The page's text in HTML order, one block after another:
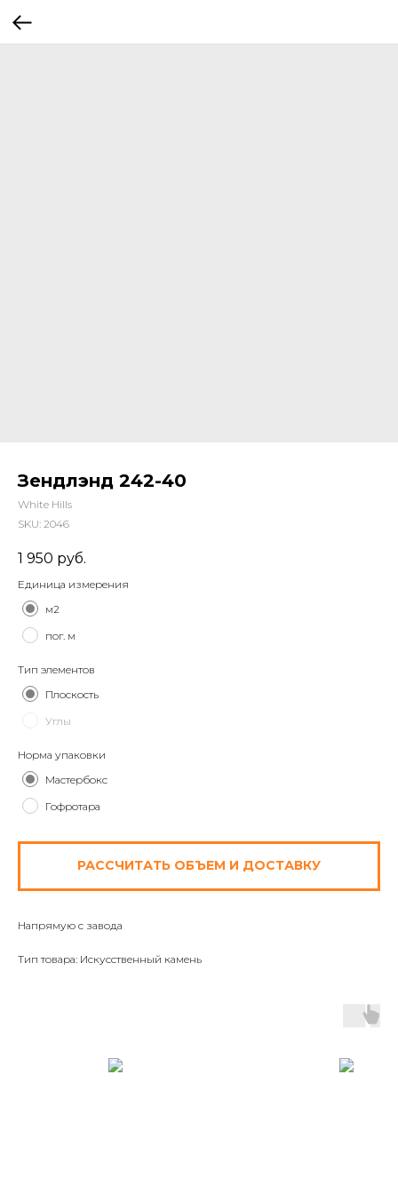
Зендлэнд 242-40
White Hills
SKU: 2046
1 950 руб.
Единица измерения
м2
пог. м
Тип элементов
Плоскость
Углы
Норма упаковки
Мастербокс
Гофротара
РАССЧИТАТЬ ОБЪЕМ И ДОСТАВКУ
Напрямую с завода
Тип товара: Искусственный камень